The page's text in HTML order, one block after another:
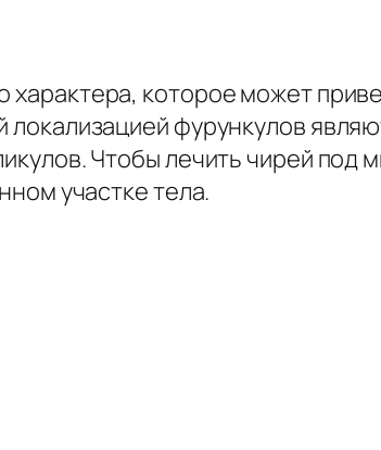
которое может
фурункулов
Чтобы лечить чирей под
участке тела.